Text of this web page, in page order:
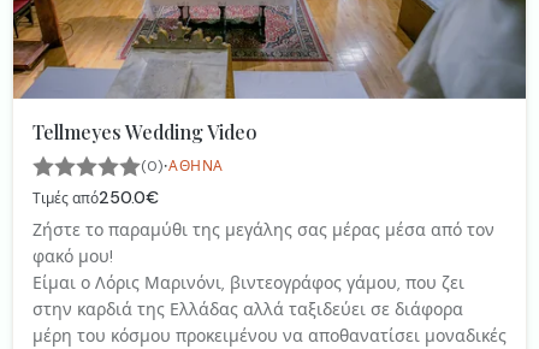
Tellmeyes Wedding Video
(0)·ΑΘΉΝΑ
Τιμές από250.0€
Ζήστε το παραμύθι της μεγάλης σας μέρας μέσα από τον
φακό μου!
Είμαι ο Λόρις Μαρινόνι, βιντεογράφος γάμου, που ζει
στην καρδιά της Ελλάδας αλλά ταξιδεύει σε διάφορα
μέρη του κόσμου προκειμένου να αποθανατίσει μοναδικές